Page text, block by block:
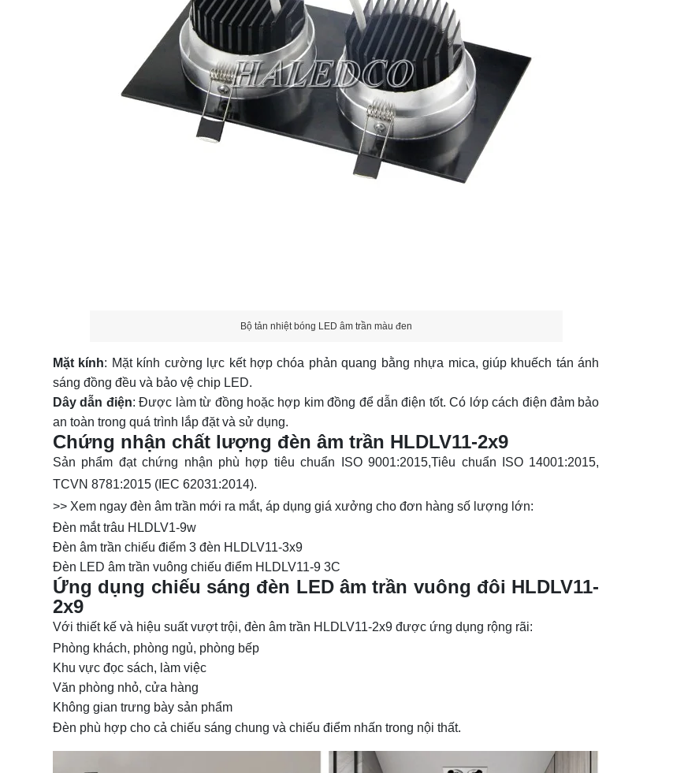
Bộ tản nhiệt bóng LED âm trần màu đen
Mặt kính: Mặt kính cường lực kết hợp chóa phản quang bằng nhựa mica, giúp khuếch tán ánh
sáng đồng đều và bảo vệ chip LED.
Dây dẫn điện: Được làm từ đồng hoặc hợp kim đồng để dẫn điện tốt. Có lớp cách điện đảm bảo
an toàn trong quá trình lắp đặt và sử dụng.
Chứng nhận chất lượng đèn âm trần HLDLV11-2x9
Sản phẩm đạt chứng nhận phù hợp tiêu chuẩn ISO 9001:2015,Tiêu chuẩn ISO 14001:2015,
TCVN 8781:2015 (IEC 62031:2014).
>> Xem ngay đèn âm trần mới ra mắt, áp dụng giá xưởng cho đơn hàng số lượng lớn:
Đèn mắt trâu HLDLV1-9w
Đèn âm trần chiếu điểm 3 đèn HLDLV11-3x9
Đèn LED âm trần vuông chiếu điểm HLDLV11-9 3C
Ứng dụng chiếu sáng đèn LED âm trần vuông đôi HLDLV11-
2x9
Với thiết kế và hiệu suất vượt trội, đèn âm trần HLDLV11-2x9 được ứng dụng rộng rãi:
Phòng khách, phòng ngủ, phòng bếp
Khu vực đọc sách, làm việc
Văn phòng nhỏ, cửa hàng
Không gian trưng bày sản phẩm
Đèn phù hợp cho cả chiếu sáng chung và chiếu điểm nhấn trong nội thất.